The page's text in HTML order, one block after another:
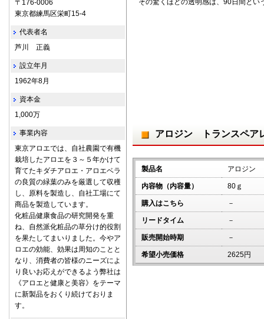
その驚くほどの透明感は、90日間とい
アロジン トランスペア
製品名 アロジン
内容物（内容量） 80ｇ
購入はこちら －
リードタイム －
販売開始時期 －
希望小売価格 2625円
〒176-0006
東京都練馬区栄町15-4
代表者名
芦川 正義
設立年月
1962年8月
資本金
1,000万
事業内容
東京アロエでは、自社農園で有機
栽培したアロエを３～５年かけて
育てたキダチアロエ・アロエベラ
の良質の緑葉のみを厳選して収穫
し、原料を製造し、自社工場にて
商品を製造しています。
化粧品健康食品の研究開発を重
ね、自然派化粧品の草分け的役割
を果たしてまいりました。今やア
ロエの効能、効果は周知のことと
なり、消費者の皆様のニーズによ
り良いお応えができるよう弊社は
《アロエと健康と美容》をテーマ
に新製品をおくり続けておりま
す。